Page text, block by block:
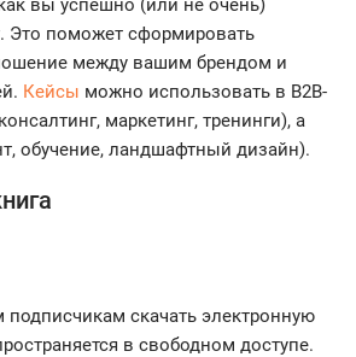
Это поможет сформировать
между вашим брендом и
Кейсы можно использовать в B2B-
маркетинг, тренинги), а
обучение, ландшафтный дизайн).
скачать электронную
в свободном доступе.